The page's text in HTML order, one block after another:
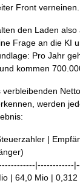
Front
den Laden
Frage an die KI
Pro Jahr
kommen
verbleibenden
werden
|
|------------
| 64,0 Mio | 0,312